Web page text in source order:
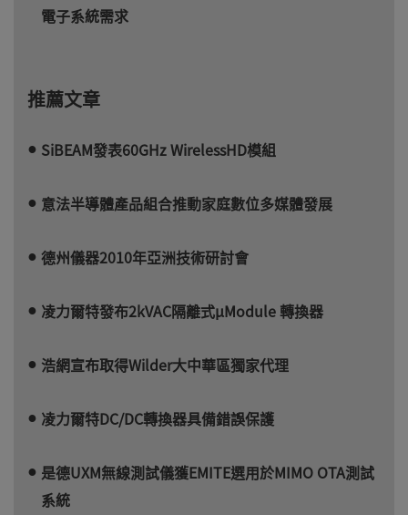
電子系統需求
推薦文章
SiBEAM發表60GHz WirelessHD模組
意法半導體產品組合推動家庭數位多媒體發展
德州儀器2010年亞洲技術研討會
凌力爾特發布2kVAC隔離式µModule 轉換器
浩網宣布取得Wilder大中華區獨家代理
凌力爾特DC/DC轉換器具備錯誤保護
是德UXM無線測試儀獲EMITE選用於MIMO OTA測試
系統